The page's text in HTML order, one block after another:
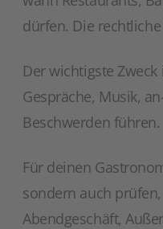
dürfen. Die
Der wichtigste
Gespräche, Musik,
Beschwerden führen.
Für deinen
sondern auch
Abendgeschäft,